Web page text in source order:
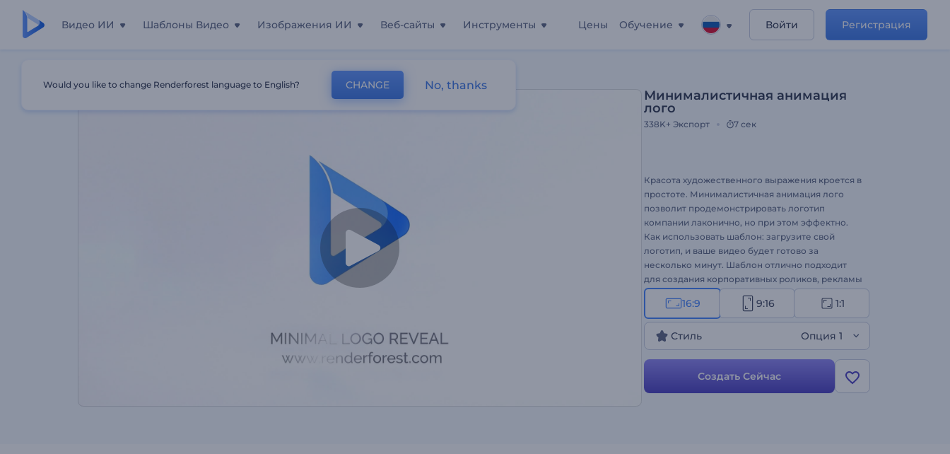
Видео ИИ Шаблоны Видео Изображения ИИ Веб-сайты Инструменты Цены Обучение Войти Регистрация
Минималистичная анимация
лого
338K+ Экспорт 7 сек
Красота художественного выражения кроется в
простоте. Минималистичная анимация лого
позволит продемонстрировать логотип
компании лаконично, но при этом эффектно.
Как использовать шаблон: загрузите свой
логотип, и ваше видео будет готово за
несколько минут. Шаблон отлично подходит
для создания корпоративных роликов, рекламы
для ТВ, бизнес-презентаций и многого другого.
Используйте силу минимализма, чтобы создать
стильный видеоролик для своего бренда или
проекта!
16:9 9:16 1:1
Стиль Опция 1
Создать Сейчас
Would you like to change Renderforest language to English? CHANGE No, thanks